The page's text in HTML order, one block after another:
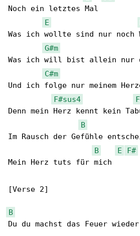
Noch ein letztes Mal
E
Was ich wollte sind nur noch
G#m
Was ich will bist allein nur
C#m
Und ich folge nur meinem
F#sus4
Denn mein Herz kennt kein
B
Im Rausch der Gefühle
B
E
F#
Mein Herz tuts für mich
[Verse 2]
B
Du du machst das Feuer